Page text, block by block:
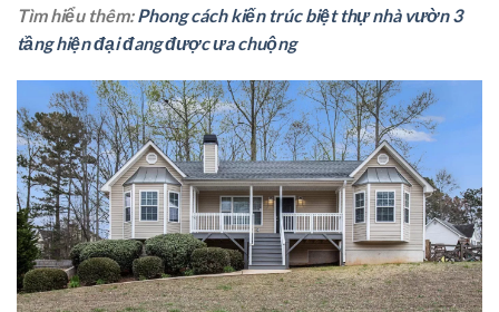
Tìm hiểu thêm:Phong cách kiến trúc biệt thự nhà vườn 3
tầng hiện đại đang được ưa chuộng